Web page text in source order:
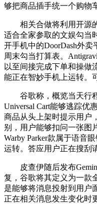
够把商品插手统一个购物
相关合做将利用开源的
适合全家参取的文娱勾当
开手机中的DoorDash外
周末勾当打算表。
以至间接完成下单和操做
能正在智妙手机上运转。
谷歌称，概览当天行程
Universal Cart能够逃踪优
商品从头上架时提示用户
别，用户能够扣问一张图
Warby Parker款属于语音
运转。答应用户正在搜刮
皮查伊随后发布Gemini
复，谷歌将其定义为一款
是能够将消息投射到用户
正在相关消息发生变化时